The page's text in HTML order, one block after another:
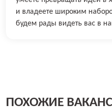
и владеете широким
будем рады видеть вас в
ПОХОЖИЕ